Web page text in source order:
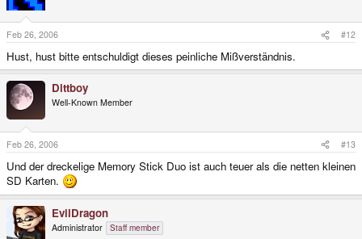
Feb 26, 2006 #12
Hust, hust bitte entschuldigt dieses peinliche Mißverständnis.
Dittboy
Well-Known Member
Feb 26, 2006 #13
Und der dreckelige Memory Stick Duo ist auch teuer als die netten kleinen
SD Karten.
EvilDragon
Administrator Staff member